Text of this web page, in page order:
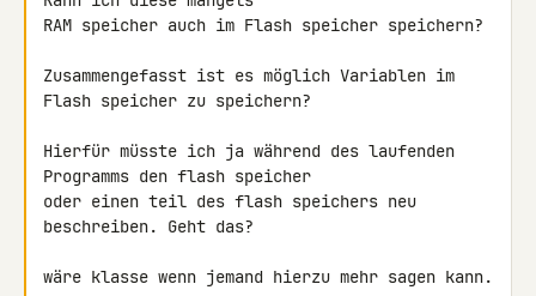
RAM speicher auch im Flash speicher speichern?
Zusammengefasst ist es möglich Variablen im
Flash speicher zu speichern?
Hierfür müsste ich ja während des laufenden
Programms den flash speicher
oder einen teil des flash speichers neu
beschreiben. Geht das?
wäre klasse wenn jemand hierzu mehr sagen kann.